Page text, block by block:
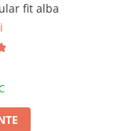
fit alba